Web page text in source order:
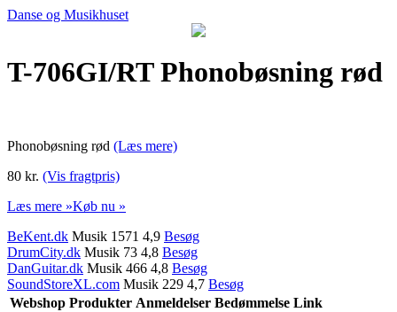
Danse og Musikhuset
T-706GI/RT Phonobøsning rød
Phonobøsning rød (Læs mere)
80 kr. (Vis fragtpris)
Læs mere »Køb nu »
BeKent.dk Musik 1571 4,9 Besøg
DrumCity.dk Musik 73 4,8 Besøg
DanGuitar.dk Musik 466 4,8 Besøg
SoundStoreXL.com Musik 229 4,7 Besøg
Webshop Produkter Anmeldelser Bedømmelse Link